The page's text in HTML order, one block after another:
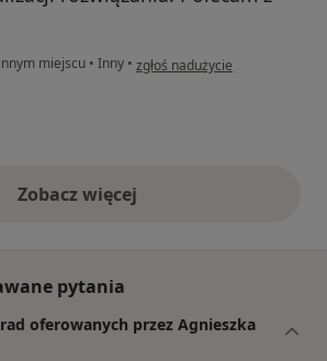
miejscu • Inny • w opinii użytkownika Aneta
zgłoś nadużycie
Zobacz więcejopinie powyżej
pytania
oferowanych przez Agnieszka